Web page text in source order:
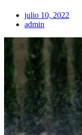
julio 10, 2022
admin